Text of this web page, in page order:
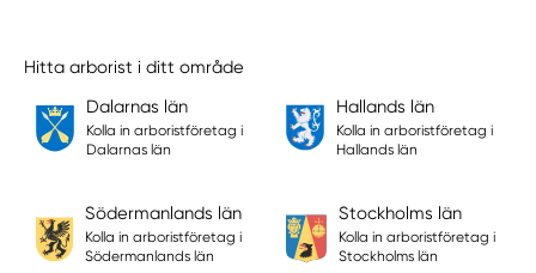
Hitta arborist i ditt område
Dalarnas län
Kolla in arboristföretag i
Dalarnas län
Hallands län
Kolla in arboristföretag i
Hallands län
Södermanlands län
Kolla in arboristföretag i
Södermanlands län
Stockholms län
Kolla in arboristföretag i
Stockholms län